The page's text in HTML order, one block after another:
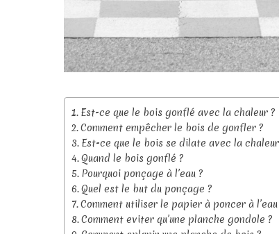
Est-ce que le bois gonflé avec la chaleur ?
Comment empêcher le bois de gonfler ?
Est-ce que le bois se dilate avec la
Quand le bois gonflé ?
Pourquoi ponçage à l’eau ?
Quel est le but du ponçage ?
Comment utiliser le papier à poncer à l’eau
Comment eviter qu’une planche gondole ?